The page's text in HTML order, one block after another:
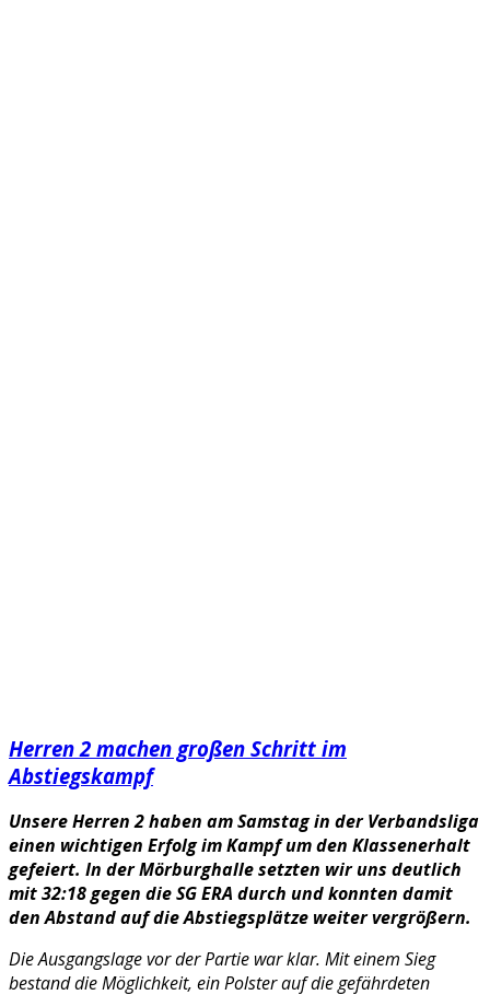
Herren 2 machen großen Schritt im
Abstiegskampf
Unsere Herren 2 haben am Samstag in der Verbandsliga
einen wichtigen Erfolg im Kampf um den Klassenerhalt
gefeiert. In der Mörburghalle setzten wir uns deutlich
mit 32:18 gegen die SG ERA durch und konnten damit
den Abstand auf die Abstiegsplätze weiter vergrößern.
Die Ausgangslage vor der Partie war klar. Mit einem Sieg
bestand die Möglichkeit, ein Polster auf die gefährdeten